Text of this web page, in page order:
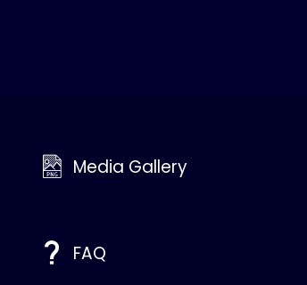
Media Gallery
FAQ